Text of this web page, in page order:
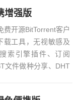
增强版
费开源BitTorrent客户
载工具，无视敏感及
索引擎插件、订阅
文件做种分享、DHT